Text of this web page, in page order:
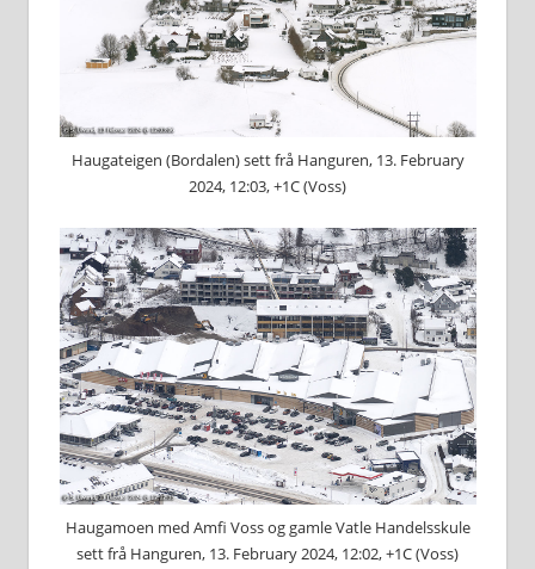
Haugateigen (Bordalen) sett frå Hanguren, 13. February
2024, 12:03, +1C (Voss)
Haugamoen med Amfi Voss og gamle Vatle Handelsskule
sett frå Hanguren, 13. February 2024, 12:02, +1C (Voss)